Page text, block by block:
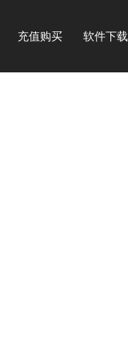
充值购买 软件下载